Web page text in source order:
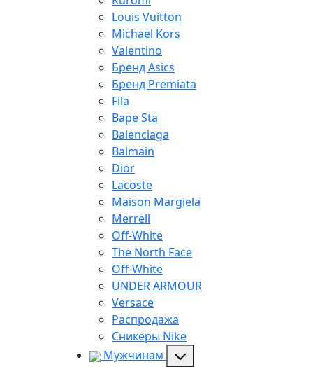
Louis Vuitton
Michael Kors
Valentino
Бренд Asics
Бренд Premiata
Fila
Bape Sta
Balenciaga
Balmain
Dior
Lacoste
Maison Margiela
Merrell
Off-White
The North Face
Off-White
UNDER ARMOUR
Versace
Распродажа
Сникеры Nike
Мужчинам